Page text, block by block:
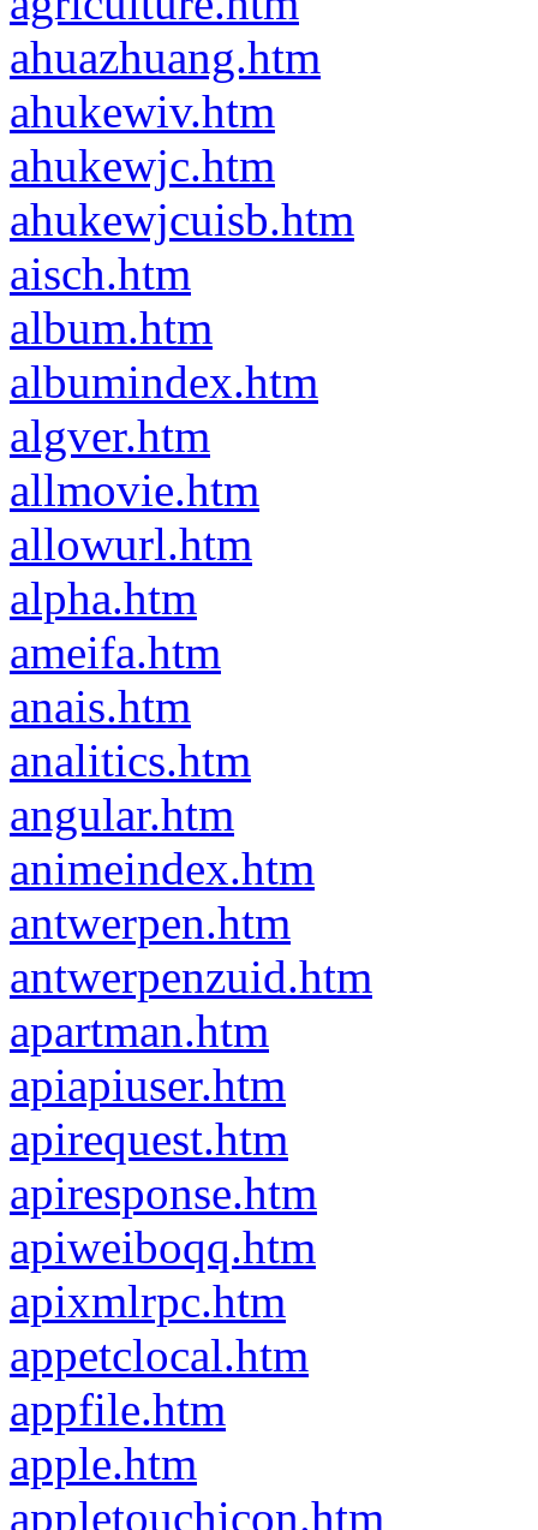
ahuazhuang.htm
ahukewiv.htm
ahukewjc.htm
ahukewjcuisb.htm
aisch.htm
album.htm
albumindex.htm
algver.htm
allmovie.htm
allowurl.htm
alpha.htm
ameifa.htm
anais.htm
analitics.htm
angular.htm
animeindex.htm
antwerpen.htm
antwerpenzuid.htm
apartman.htm
apiapiuser.htm
apirequest.htm
apiresponse.htm
apiweiboqq.htm
apixmlrpc.htm
appetclocal.htm
appfile.htm
apple.htm
appletouchicon.htm